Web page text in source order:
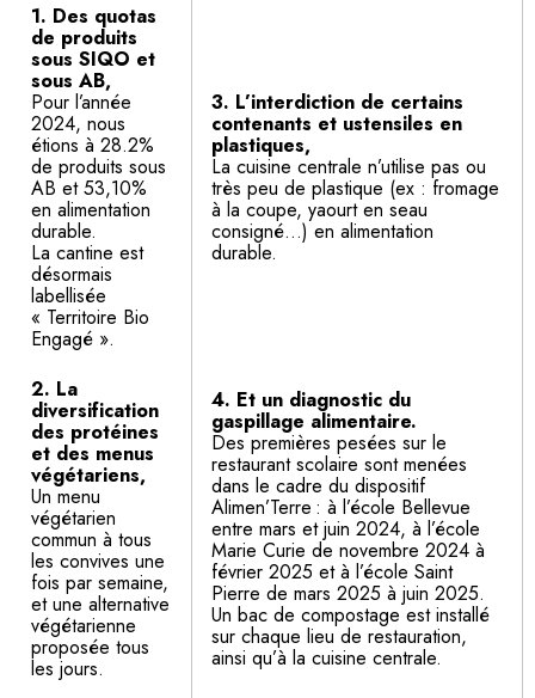
1. Des quotas
de produits
sous SIQO et
sous AB,
Pour l’année
2024, nous
étions à 28.2%
de produits sous
AB et 53,10%
en alimentation
durable.
La cantine est
désormais
labellisée
« Territoire Bio
Engagé ».
3. L’interdiction de certains
contenants et ustensiles en
plastiques,
La cuisine centrale n’utilise pas ou
très peu de plastique (ex : fromage
à la coupe, yaourt en seau
consigné…) en alimentation
durable.
2. La
diversification
des protéines
et des menus
végétariens,
Un menu
végétarien
commun à tous
les convives une
fois par semaine,
et une alternative
végétarienne
proposée tous
les jours.
4. Et un diagnostic du
gaspillage alimentaire.
Des premières pesées sur le
restaurant scolaire sont menées
dans le cadre du dispositif
Alimen’Terre : à l’école Bellevue
entre mars et juin 2024, à l’école
Marie Curie de novembre 2024 à
février 2025 et à l’école Saint
Pierre de mars 2025 à juin 2025.
Un bac de compostage est installé
sur chaque lieu de restauration,
ainsi qu’à la cuisine centrale.